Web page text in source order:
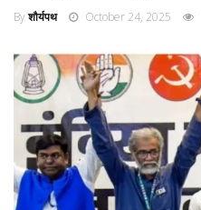
Byशौर्यपथ October 24, 2025